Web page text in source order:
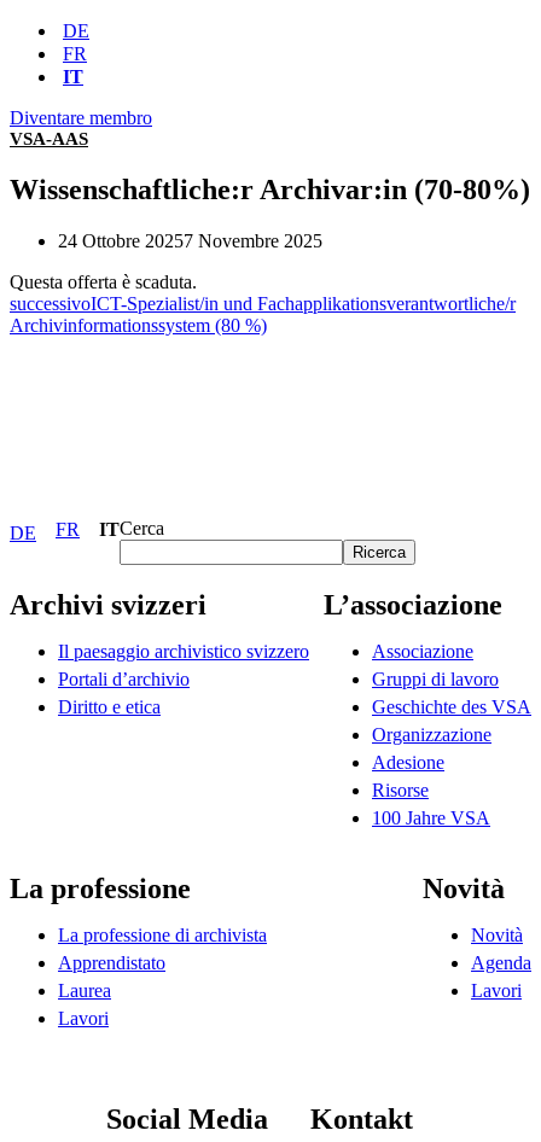
DE
FR
IT
Diventare membro
VSA-AAS
Wissenschaftliche:r Archivar:in (70-80%)
24 Ottobre 20257 Novembre 2025
Questa offerta è scaduta.
successivoICT-Spezialist/in und Fachapplikationsverantwortliche/r
Archivinformationssystem (80 %)
DE FR ITCerca
Ricerca
Archivi svizzeri
Il paesaggio archivistico svizzero
Portali d’archivio
Diritto e etica
L’associazione
Associazione
Gruppi di lavoro
Geschichte des VSA
Organizzazione
Adesione
Risorse
100 Jahre VSA
La professione
La professione di archivista
Apprendistato
Laurea
Lavori
Novità
Novità
Agenda
Lavori
Social Media Kontakt